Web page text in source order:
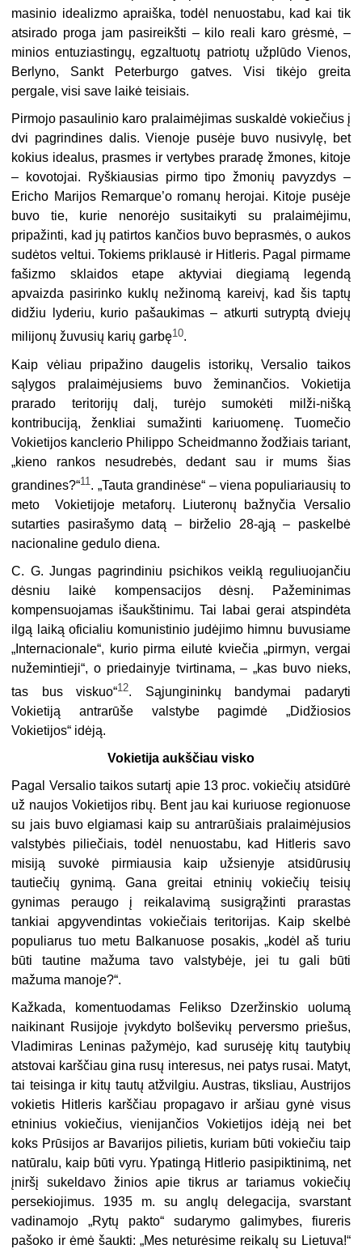
masinio idealizmo apraiška, todėl nenuostabu, kad kai tik
atsirado proga jam pasireikšti – kilo reali karo grėsmė, –
minios entuziastingų, egzaltuotų patriotų užplūdo Vienos,
Berlyno, Sankt Peterburgo gatves. Visi tikėjo greita
pergale, visi save laikė teisiais.
Pirmojo pasaulinio karo pralaimėjimas suskaldė vokiečius į
dvi pagrindines dalis. Vienoje pusėje buvo nusivylę, bet
kokius idealus, prasmes ir vertybes praradę žmones, kitoje
– kovotojai. Ryškiausias pirmo tipo žmonių pavyzdys –
Ericho Marijos Remarque’o romanų herojai. Kitoje pusėje
buvo tie, kurie nenorėjo susitaikyti su pralaimėjimu,
pripažinti, kad jų patirtos kančios buvo beprasmės, o aukos
sudėtos veltui. Tokiems priklausė ir Hitleris. Pagal pirmame
fašizmo sklaidos etape aktyviai diegiamą legendą
apvaizda pasirinko kuklų nežinomą kareivį, kad šis taptų
didžiu lyderiu, kurio pašaukimas – atkurti sutryptą dviejų
milijonų žuvusių karių garbę10.
Kaip vėliau pripažino daugelis istorikų, Versalio taikos
sąlygos pralaimėjusiems buvo žeminančios. Vokietija
prarado teritorijų dalį, turėjo sumokėti milži-nišką
kontribuciją, ženkliai sumažinti kariuomenę. Tuomečio
Vokietijos kanclerio Philippo Scheidmanno žodžiais tariant,
„kieno rankos nesudrebės, dedant sau ir mums šias
grandines?“11 . „Tauta grandinėse“ – viena populiariausių to
meto Vokietijoje metaforų. Liuteronų bažnyčia Versalio
sutarties pasirašymo datą – birželio 28-ąją – paskelbė
nacionaline gedulo diena.
C. G. Jungas pagrindiniu psichikos veiklą reguliuojančiu
dėsniu laikė kompensacijos dėsnį. Pažeminimas
kompensuojamas išaukštinimu. Tai labai gerai atspindėta
ilgą laiką oficialiu komunistinio judėjimo himnu buvusiame
„Internacionale“, kurio pirma eilutė kviečia „pirmyn, vergai
nužemintieji“, o priedainyje tvirtinama, – „kas buvo nieks,
tas bus viskuo“12. Sąjungininkų bandymai padaryti
Vokietiją antrarūše valstybe pagimdė „Didžiosios
Vokietijos“ idėją.
Vokietija aukščiau visko
Pagal Versalio taikos sutartį apie 13 proc. vokiečių atsidūrė
už naujos Vokietijos ribų. Bent jau kai kuriuose regionuose
su jais buvo elgiamasi kaip su antrarūšiais pralaimėjusios
valstybės piliečiais, todėl nenuostabu, kad Hitleris savo
misiją suvokė pirmiausia kaip užsienyje atsidūrusių
tautiečių gynimą. Gana greitai etninių vokiečių teisių
gynimas peraugo į reikalavimą susigrąžinti prarastas
tankiai apgyvendintas vokiečiais teritorijas. Kaip skelbė
populiarus tuo metu Balkanuose posakis, „kodėl aš turiu
būti tautine mažuma tavo valstybėje, jei tu gali būti
mažuma manoje?“.
Kažkada, komentuodamas Felikso Dzeržinskio uolumą
naikinant Rusijoje įvykdyto bolševikų perversmo priešus,
Vladimiras Leninas pažymėjo, kad surusėję kitų tautybių
atstovai karščiau gina rusų interesus, nei patys rusai. Matyt,
tai teisinga ir kitų tautų atžvilgiu. Austras, tiksliau, Austrijos
vokietis Hitleris karščiau propagavo ir aršiau gynė visus
etninius vokiečius, vienijančios Vokietijos idėją nei bet
koks Prūsijos ar Bavarijos pilietis, kuriam būti vokiečiu taip
natūralu, kaip būti vyru. Ypatingą Hitlerio pasipiktinimą, net
įniršį sukeldavo žinios apie tikrus ar tariamus vokiečių
persekiojimus. 1935 m. su anglų delegacija, svarstant
vadinamojo „Rytų pakto“ sudarymo galimybes, fiureris
pašoko ir ėmė šaukti: „Mes neturėsime reikalų su Lietuva!“